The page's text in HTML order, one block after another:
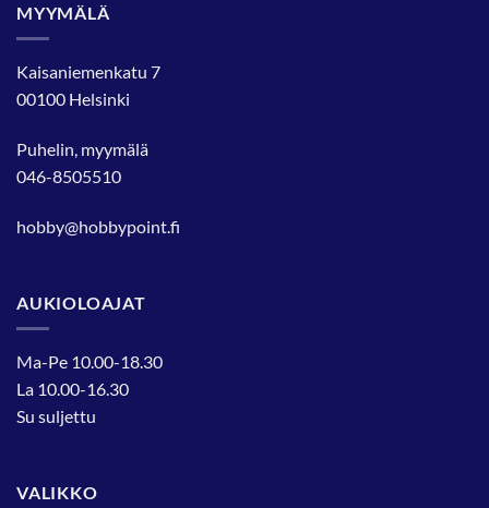
MYYMÄLÄ
Kaisaniemenkatu 7
00100 Helsinki
Puhelin, myymälä
046-8505510
hobby@hobbypoint.fi
AUKIOLOAJAT
Ma-Pe 10.00-18.30
La 10.00-16.30
Su suljettu
VALIKKO